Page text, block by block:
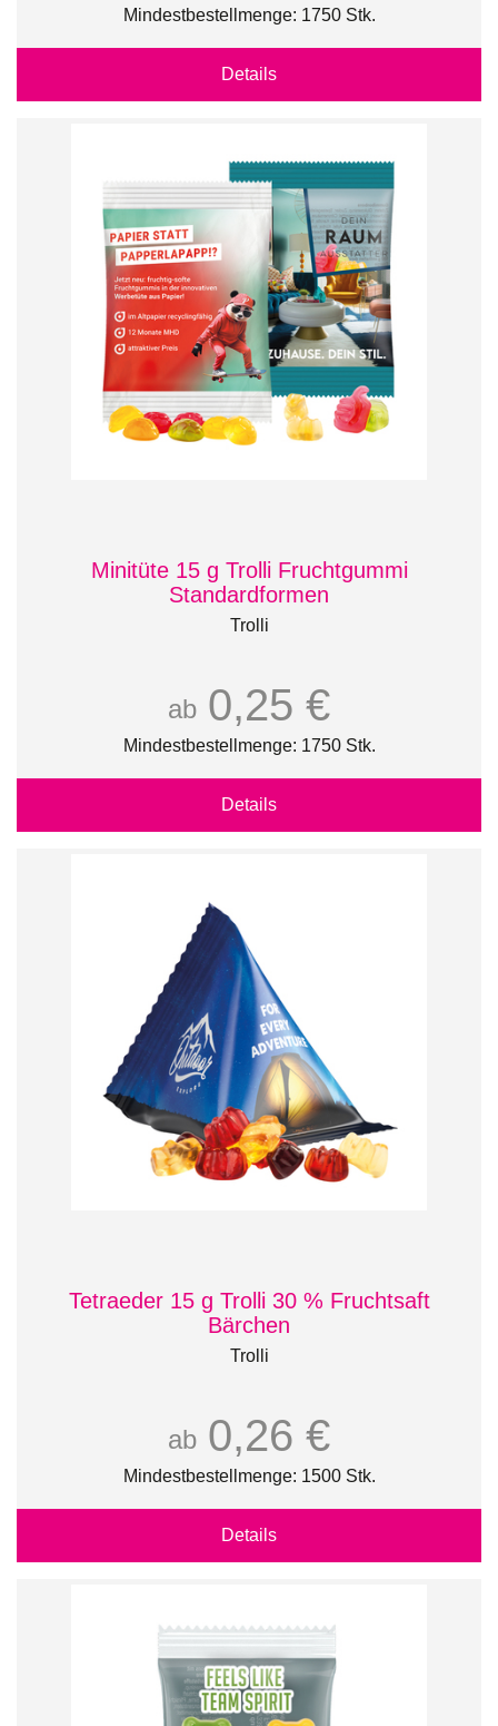
Mindestbestellmenge: 1750 Stk.
Details
Minitüte 15 g Trolli Fruchtgummi
Standardformen
Trolli
ab 0,25 €
Mindestbestellmenge: 1750 Stk.
Details
Tetraeder 15 g Trolli 30 % Fruchtsaft
Bärchen
Trolli
ab 0,26 €
Mindestbestellmenge: 1500 Stk.
Details